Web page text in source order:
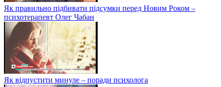
Як правильно підбивати підсумки перед Новим Роком –
психотерапевт Олег Чабан
Як відпустити минуле – поради психолога